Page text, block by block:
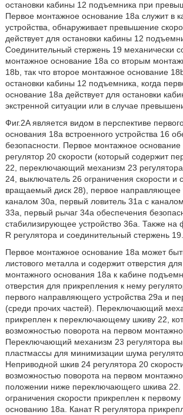
остановки кабины 12 подъемника при
Первое монтажное основание 18a служит в
устройства, обнаруживает превышение
действует для остановки кабины 12
Соединительный стержень 19 механически
монтажное основание 18a со вторым
18b, так что второе монтажное основание
остановки кабины 12 подъемника, когда
основание 18a действует для остановки
экстренной ситуации или в случае
Фиг.2A является видом в перспективе
основания 18a встроенного устройства 16
безопасности. Первое монтажное
регулятор 20 скорости (который содержит
22, переключающий механизм 23
24, выключатель 26 ограничения скорости и
вращаемый диск 28), первое направляющее
каналом 30a, первый ловитель 31a с
33a, первый рычаг 34a обеспечения
стабилизирующее устройство 36a. Также на
R регулятора и соединительный стержень 19.
Первое монтажное основание 18a может
листового металла и содержит отверстия
монтажного основания 18а к кабине
отверстия для прикрепления к нему
первого направляющего устройства 29a и
(среди прочих частей). Переключающий
прикреплен к переключающему шкиву 22,
возможностью поворота на первом
Переключающий механизм 23 регулятора
пластмассы для минимизации шума
Неприводной шкив 24 регулятора 20
возможностью поворота на первом
положении ниже переключающего шкива 22.
ограничения скорости прикреплен к
основанию 18a. Канат R регулятора